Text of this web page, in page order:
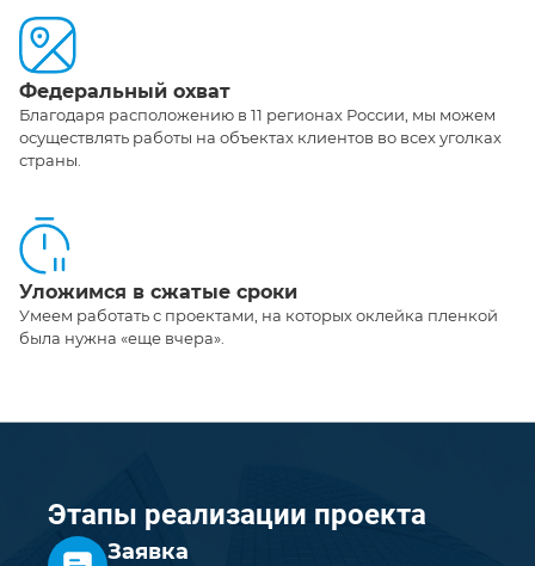
Федеральный охват
Благодаря расположению в 11 регионах России, мы можем
осуществлять работы на объектах клиентов во всех уголках
страны.
Уложимся в сжатые сроки
Умеем работать с проектами, на которых оклейка пленкой
была нужна «еще вчера».
Этапы реализации проекта
Заявка